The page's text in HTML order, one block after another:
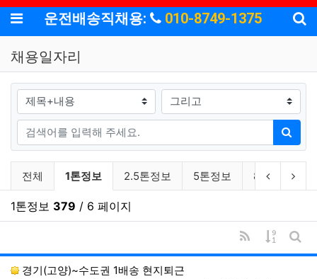
메뉴운전배송직채용: 010-8749-1375
채용일자리
검색대상
검색어
검색
채용일자리 분류 목록
전체 현재 분류
1톤정보 2.5톤정보 5톤정보 8톤이상이전 분류
다
1톤정보 379 / 6 페이지
RSS
게시물
게
경기(고양)~수도권 1배송 현지퇴근